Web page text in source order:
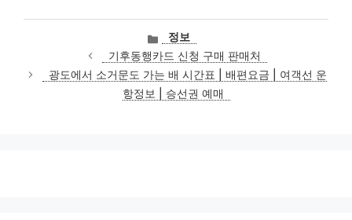
카
테
고
리
정보
기후동행카드 신청 구매 판매처
광도에서 소거문도 가는 배 시간표 | 배편요금 | 여객선 운
항정보 | 승선권 예매